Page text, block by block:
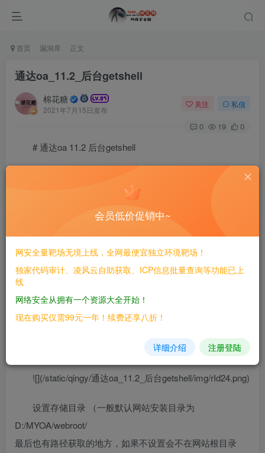
首页 漏洞库 正文
通达oa_11.2_后台getshell
棉花糖
2021年7月15日发布
关注 私信
0 19 0
# 通达oa 11.2 后台getshell
二、漏洞影响
————
三、复现过程
————
系统管理-附件管理-添加存储目录
![](/static/qingy/通达oa_11.2_后台getshell/img/rId24.png)
设置存储目录 （一般默认网站安装目录为
D:/MYOA/webroot/
最后也有路径获取的地方，如果不设置会不在网站根目录
会员低价促销中~
网安全量靶场无境上线，全网最便宜独立环境靶场！
独家代码审计、凌风云自助获取、ICP信息批量查询等功能已上
线
网络安全从拥有一个资源大全开始！
现在购买仅需99元一年！续费还享八折！
详细介绍 注册登陆